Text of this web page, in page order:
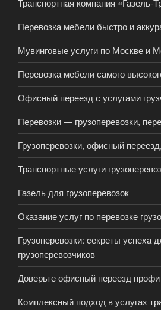
Транспортная компания «Газель-
Перевозка мебели быстро и
Мувинговые услуги по Москве и
Перевозка мебели самого
Офисный переезд с услугами
Перевозки — грузоперевозки,
Грузоперевозки, офисный
Транспортные услуги
Газель для грузоперевозок
Оказание услуг по перевозке
Грузоперевозки: cекреты успеха
грузоперевозчиков
Доверьте офисный переезд профи
Комплексный подход в услугах